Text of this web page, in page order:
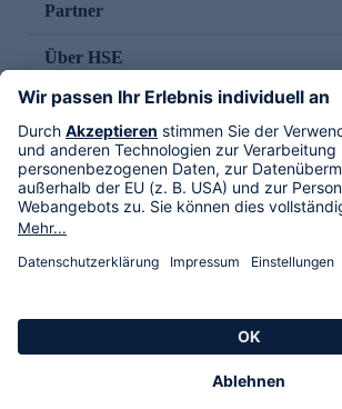
Partner
Über HSE
Im TV
HSE International